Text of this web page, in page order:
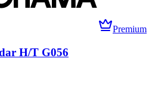
Premium
H/T G056